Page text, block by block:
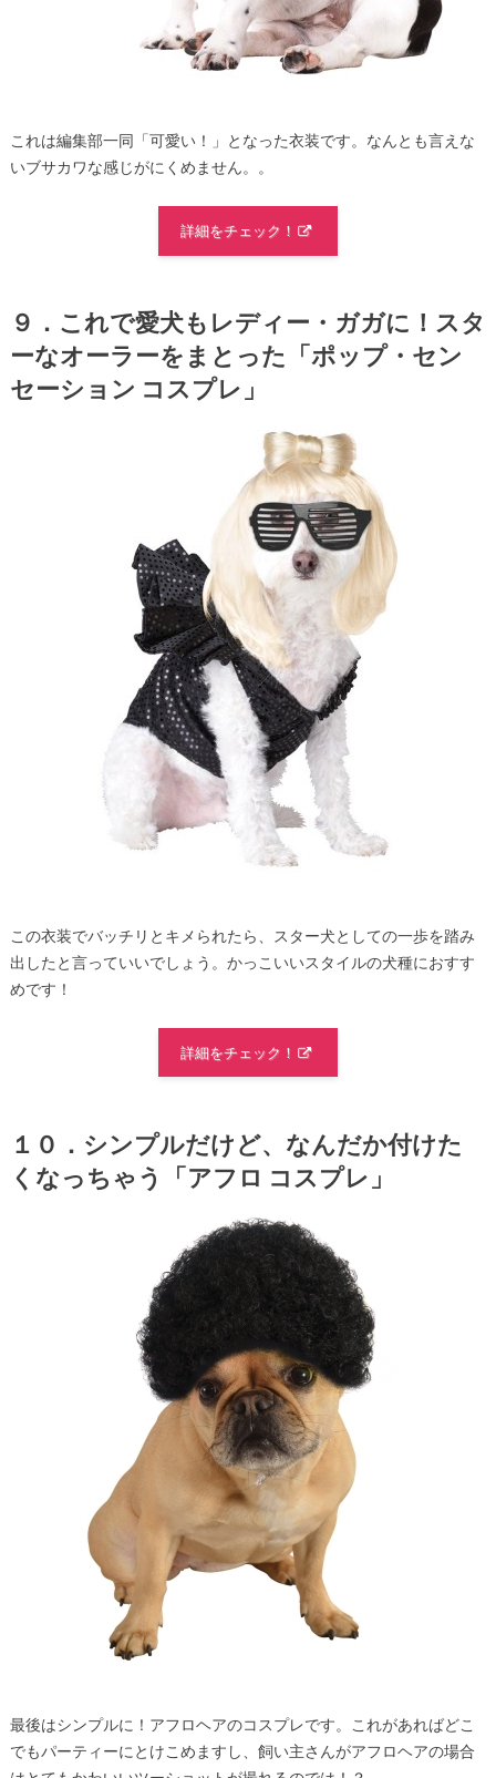
これは編集部一同「可愛い！」となった衣装です。なんとも言えな
いブサカワな感じがにくめません。。
詳細をチェック！
９．これで愛犬もレディー・ガガに！スタ
ーなオーラーをまとった「ポップ・セン
セーション コスプレ」
この衣装でバッチリとキメられたら、スター犬としての一歩を踏み
出したと言っていいでしょう。かっこいいスタイルの犬種におすす
めです！
詳細をチェック！
１０．シンプルだけど、なんだか付けた
くなっちゃう「アフロ コスプレ」
最後はシンプルに！アフロヘアのコスプレです。これがあればどこ
でもパーティーにとけこめますし、飼い主さんがアフロヘアの場合